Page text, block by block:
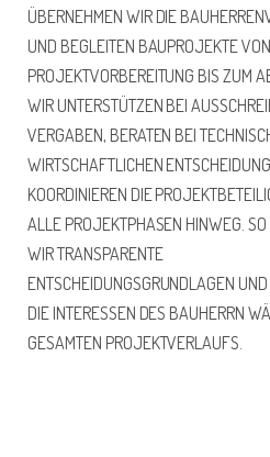
ÜBERNEHMEN WIR DIE
UND BEGLEITEN BAUPROJEKTE
PROJEKTVORBEREITUNG BIS ZUM
WIR UNTERSTÜTZEN BEI
VERGABEN, BERATEN BEI
WIRTSCHAFTLICHEN
KOORDINIEREN DIE
ALLE PROJEKTPHASEN HINWEG.
WIR TRANSPARENTE
ENTSCHEIDUNGSGRUNDLAGEN
DIE INTERESSEN DES BAUHERRN
GESAMTEN PROJEKTVERLAUFS.